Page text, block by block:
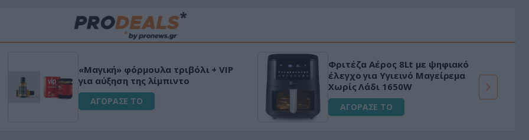
τριβόλι + VIP
λίμπιντο
Φριτέζα Αέρος 8Lt με ψηφιακό
έλεγχο για Υγιεινό Μαγείρεμα
Χωρίς Λάδι 1650W
HAPI END: 100%
για άνδρες!
ΑΓΟΡΑΣΕ ΤΟ